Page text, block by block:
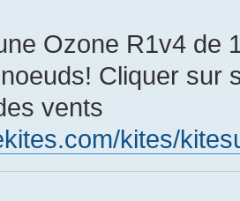
Ozone R1v4 de
Cliquer sur
vents
kites/